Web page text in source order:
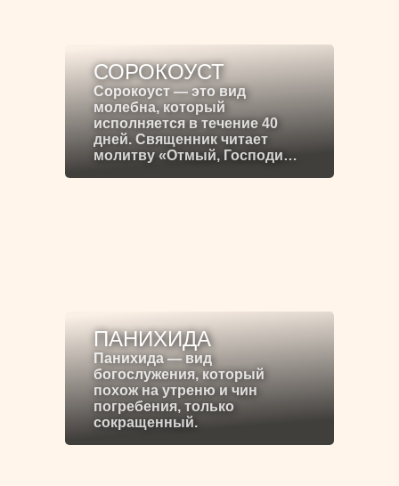
СОРОКОУСТ
Сорокоуст — это вид
молебна, который
исполняется в течение 40
дней. Священник читает
молитву «Отмый, Господи…
ПАНИХИДА
Панихида — вид
богослужения, который
похож на утреню и чин
погребения, только
сокращенный.